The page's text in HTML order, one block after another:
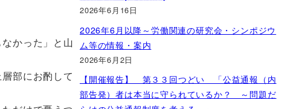
かった」と山
部にお酌して
2026年6月16日
2026年6月以降～労働関連の研究会・シンポジウ
ム等の情報・案内
2026年6月2日
【開催報告】 第３３回つどい 「公益通報（内
部告発）者は本当に守られているか？ ～問題だ